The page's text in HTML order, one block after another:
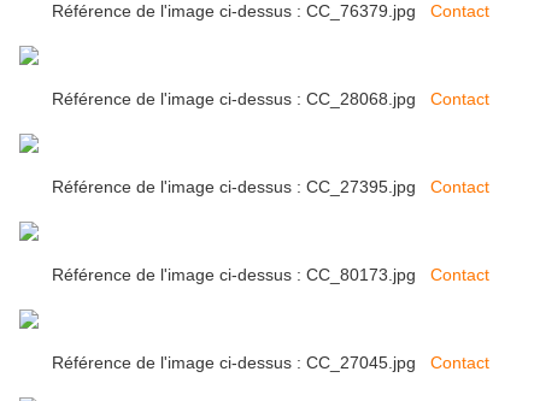
Référence de l'image ci-dessus : CC_76379.jpg Contact
Référence de l'image ci-dessus : CC_28068.jpg Contact
Référence de l'image ci-dessus : CC_27395.jpg Contact
Référence de l'image ci-dessus : CC_80173.jpg Contact
Référence de l'image ci-dessus : CC_27045.jpg Contact